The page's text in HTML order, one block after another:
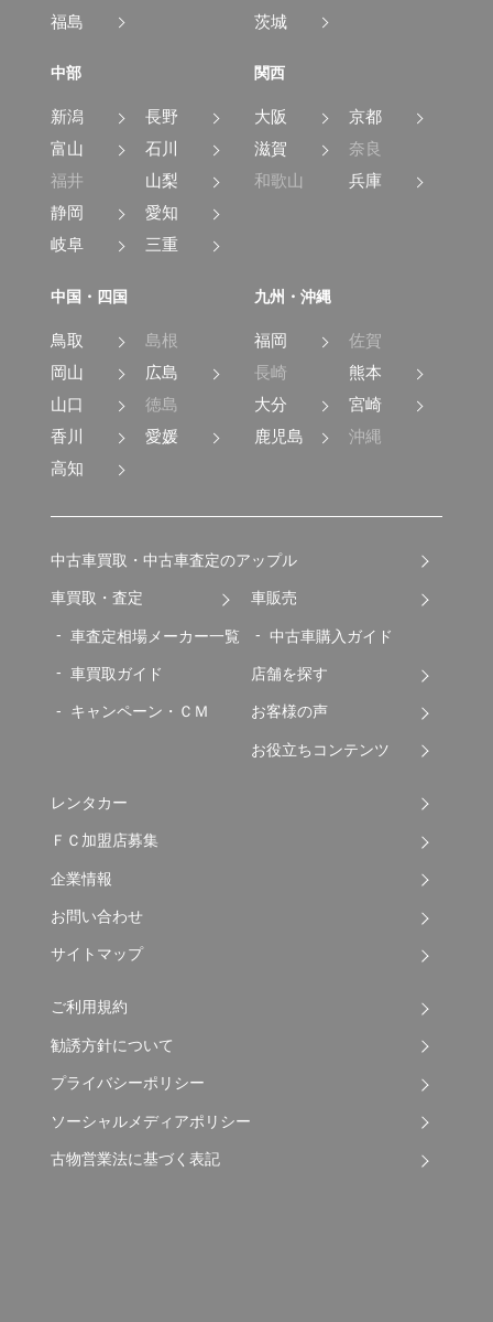
福島
茨城
中部
新潟
長野
富山
石川
福井
山梨
静岡
愛知
岐阜
三重
関西
大阪
京都
滋賀
奈良
和歌山
兵庫
中国・四国
鳥取
島根
岡山
広島
山口
徳島
香川
愛媛
高知
九州・沖縄
福岡
佐賀
長崎
熊本
大分
宮崎
鹿児島
沖縄
中古車買取・中古車査定のアップル
車買取・査定
車査定相場メーカー一覧
車買取ガイド
キャンペーン・ＣＭ
車販売
中古車購入ガイド
店舗を探す
お客様の声
お役立ちコンテンツ
レンタカー
ＦＣ加盟店募集
企業情報
お問い合わせ
サイトマップ
ご利用規約
勧誘方針について
プライバシーポリシー
ソーシャルメディアポリシー
古物営業法に基づく表記